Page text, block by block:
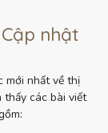
nhật
mới nhất về thị
thấy các bài viết